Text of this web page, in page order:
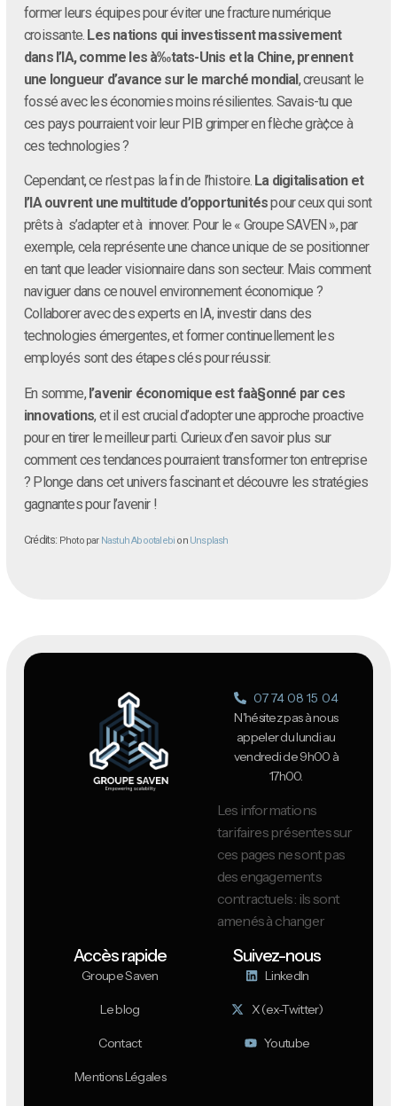
former leurs équipes pour éviter une fracture numérique
croissante. Les nations qui investissent massivement
dans l’IA, comme les à‰tats-Unis et la Chine, prennent
une longueur d’avance sur le marché mondial, creusant le
fossé avec les économies moins résilientes. Savais-tu que
ces pays pourraient voir leur PIB grimper en flèche grà¢ce à
ces technologies ?
Cependant, ce n’est pas la fin de l’histoire. La digitalisation et
l’IA ouvrent une multitude d’opportunitéspour ceux qui sont
prêts à s’adapter et à innover. Pour le « Groupe SAVEN », par
exemple, cela représente une chance unique de se positionner
en tant que leader visionnaire dans son secteur. Mais comment
naviguer dans ce nouvel environnement économique ?
Collaborer avec des experts en IA, investir dans des
technologies émergentes, et former continuellement les
employés sont des étapes clés pour réussir.
En somme, l’avenir économique est faà§onné par ces
innovations, et il est crucial d’adopter une approche proactive
pour en tirer le meilleur parti. Curieux d’en savoir plus sur
comment ces tendances pourraient transformer ton entreprise
? Plonge dans cet univers fascinant et découvre les stratégies
gagnantes pour l’avenir !
Crédits: Photo par Nastuh Abootalebi on Unsplash
07 74 08 15 04
N'hésitez pas à nous
appeler du lundi au
vendredi de 9h00 à
17h00.
Les informations
tarifaires présentes sur
ces pages ne sont pas
des engagements
contractuels : ils sont
amenés à changer
Accès rapide
Groupe Saven
Le blog
Contact
Mentions Légales
Suivez-nous
LinkedIn
X (ex-Twitter)
Youtube